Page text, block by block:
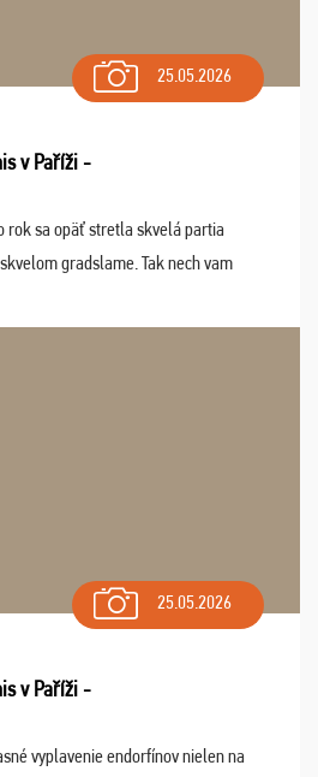
25.05.2026
v Paříži -
rok sa opäť stretla skvelá partia
gradslame. Tak nech vam
Prajem vam este veľa ta ...
25.05.2026
v Paříži -
vyplavenie endorfínov nielen na